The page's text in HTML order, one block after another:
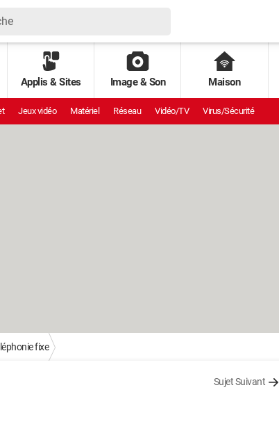
Applis & Sites Image & Son Maison
Jeux vidéo Matériel Réseau Vidéo/TV Virus/Sécurité
fixe
Sujet Suivant